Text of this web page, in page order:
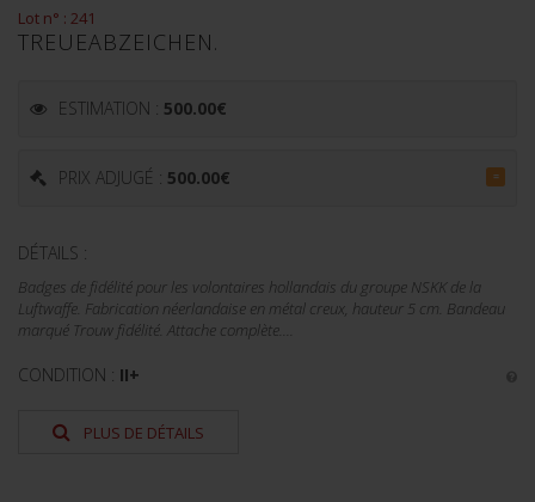
Lot n° : 241
TREUEABZEICHEN.
ESTIMATION : 500.00€
PRIX ADJUGÉ : 500.00€ =
DÉTAILS :
Badges de fidélité pour les volontaires hollandais du groupe NSKK de la
Luftwaffe. Fabrication néerlandaise en métal creux, hauteur 5 cm. Bandeau
marqué Trouw fidélité. Attache complète....
CONDITION : II+
PLUS DE DÉTAILS